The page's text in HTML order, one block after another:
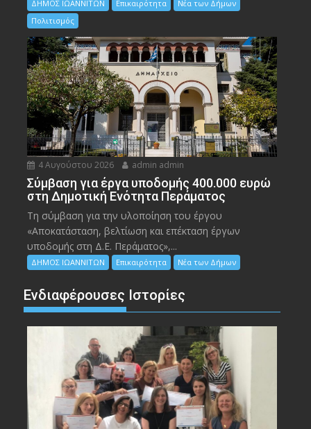
ΔΗΜΟΣ ΙΩΑΝΝΙΤΩΝ Επικαιρότητα
Νέα των Δήμων
Πολιτισμός
4 Αυγούστου 2026 admin admin
Σύμβαση για έργα υποδομής 400.000 ευρώ
στη Δημοτική Ενότητα Περάματος
Τη σύμβαση για την υλοποίηση του έργου
«Αποκατάσταση, βελτίωση και επέκταση έργων
υποδομής στη Δ.Ε. Περάματος»,...
ΔΗΜΟΣ ΙΩΑΝΝΙΤΩΝ Επικαιρότητα Νέα των Δήμων
Ενδιαφέρουσες Ιστορίες